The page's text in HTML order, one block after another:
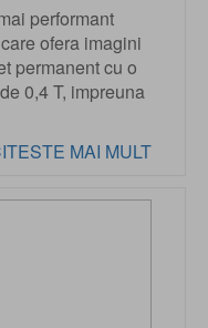
performant
ofera imagini
permanent cu o
0,4 T, impreuna
MAI MULT